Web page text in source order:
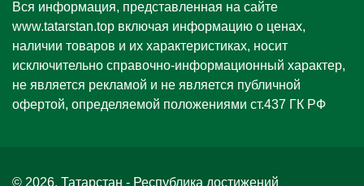
Вся информация, представленная на сайте
www.tatarstan.top включая информацию о ценах,
наличии товаров и их характеристиках, носит
исключительно справочно-информационный характер,
не является рекламой и не является публичной
офертой, определяемой положениями ст.437 ГК РФ
© 2026. Татарстан - Республика достижений